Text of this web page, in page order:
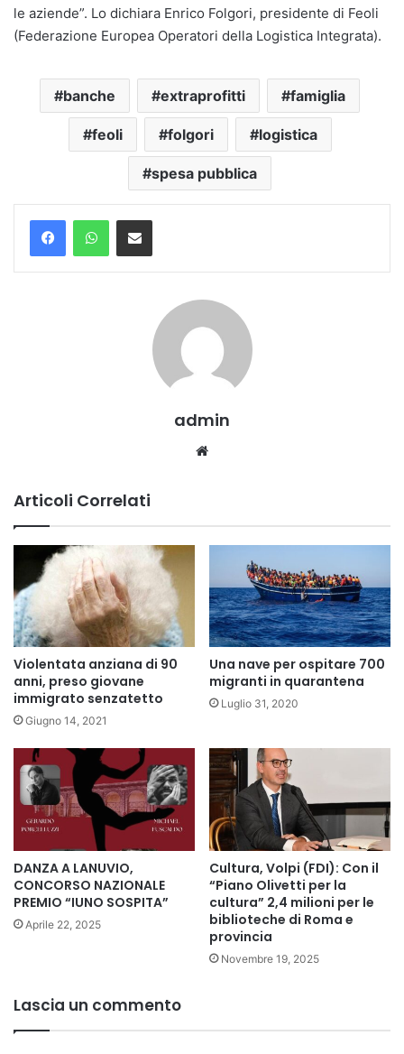
le aziende”. Lo dichiara Enrico Folgori, presidente di Feoli
(Federazione Europea Operatori della Logistica Integrata).
banche extraprofitti famiglia
feoli folgori logistica
spesa pubblica
Condividi via mail
admin
Articoli Correlati
Violentata anziana di 90
anni, preso giovane
immigrato senzatetto
Giugno 14, 2021
Una nave per ospitare 700
migranti in quarantena
Luglio 31, 2020
DANZA A LANUVIO,
CONCORSO NAZIONALE
PREMIO “IUNO SOSPITA”
Aprile 22, 2025
Cultura, Volpi (FDI): Con il
“Piano Olivetti per la
cultura” 2,4 milioni per le
biblioteche di Roma e
provincia
Novembre 19, 2025
Lascia un commento